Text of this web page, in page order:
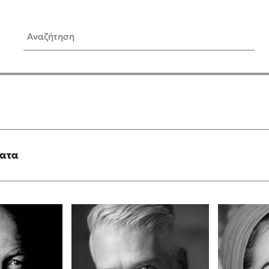
Αναζήτηση
είναι «το πρόβλημα»
αγνοείς
Τι είναι η
Δανάη Δεληγεώργη απαντά!
Συγχαρητήρια, Πέθανες!